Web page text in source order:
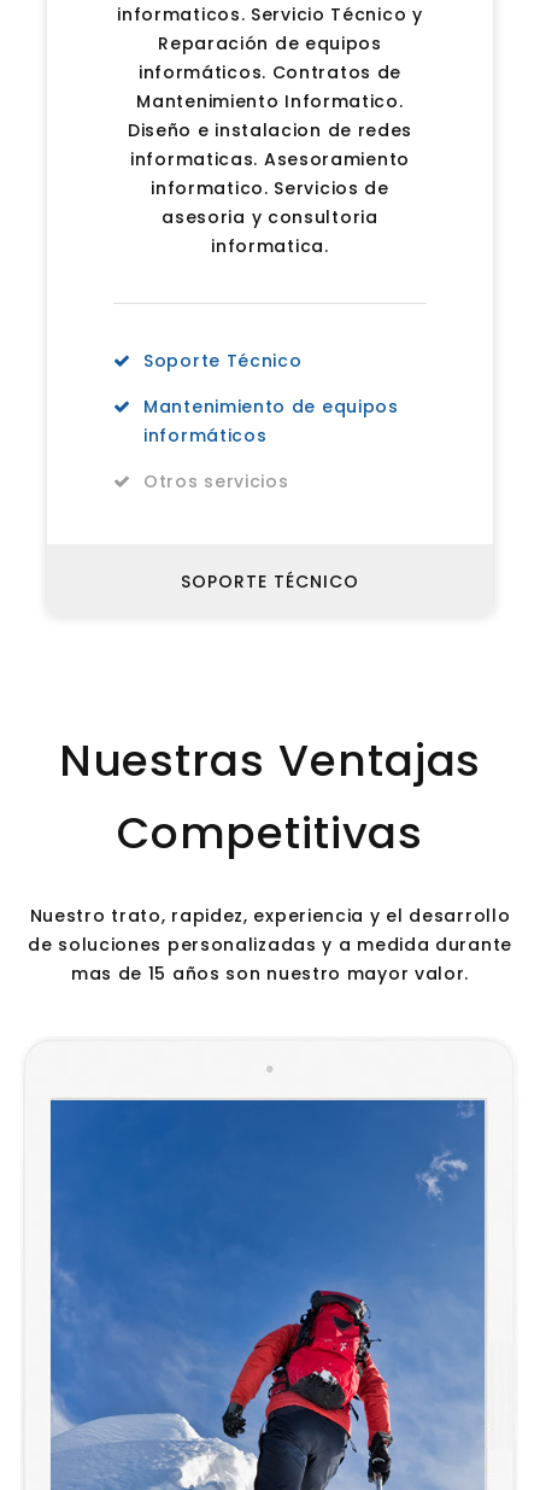
informaticos. Servicio Técnico y
Reparación de equipos
informáticos. Contratos de
Mantenimiento Informatico.
Diseño e instalacion de redes
informaticas. Asesoramiento
informatico. Servicios de
asesoria y consultoria
informatica.
Soporte Técnico
Mantenimiento de equipos
informáticos
Otros servicios
SOPORTE TÉCNICO
Nuestras Ventajas
Competitivas
Nuestro trato, rapidez, experiencia y el desarrollo
de soluciones personalizadas y a medida durante
mas de 15 años son nuestro mayor valor.